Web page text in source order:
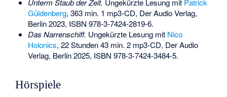
Unterm Staub der Zeit. Ungekürzte Lesung mit Patrick
Güldenberg, 363 min. 1 mp3-CD, Der Audio Verlag,
Berlin 2023, ISBN 978-3-7424-2819-6.
Das Narrenschiff. Ungekürzte Lesung mit Nico
Holonics, 22 Stunden 43 min. 2 mp3-CD, Der Audio
Verlag, Berlin 2025, ISBN 978-3-7424-3484-5.
Hörspiele